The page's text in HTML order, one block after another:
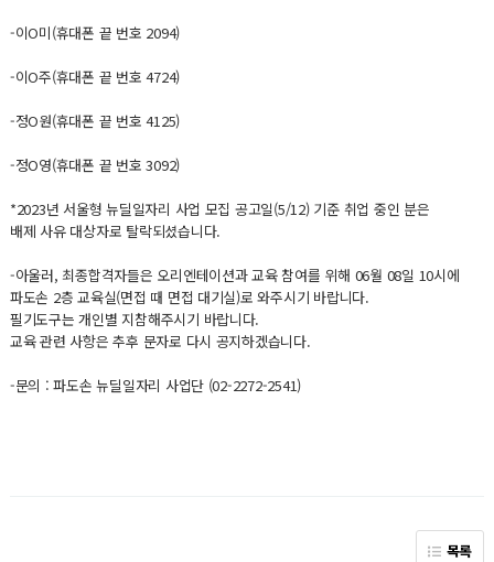
-이O미(휴대폰 끝 번호 2094)
-이O주(휴대폰 끝 번호 4724)
-정O원(휴대폰 끝 번호 4125)
-정O영(휴대폰 끝 번호 3092)
*2023년 서울형 뉴딜일자리 사업 모집 공고일(5/12) 기준 취업 중인 분은
배제 사유 대상자로 탈락되셨습니다.
-아울러, 최종합격자들은 오리엔테이션과 교육 참여를 위해 06월 08일 10시에
파도손 2층 교육실(면접 때 면접 대기실)로 와주시기 바랍니다.
필기도구는 개인별 지참해주시기 바랍니다.
교육 관련 사항은 추후 문자로 다시 공지하겠습니다.
-문의 : 파도손 뉴딜일자리 사업단 (02-2272-2541)
목록